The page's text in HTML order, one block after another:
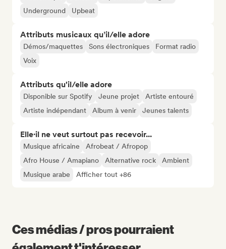
Underground
Upbeat
Attributs musicaux qu’il/elle adore
Démos/maquettes Sons électroniques
Format radio
Voix
Attributs qu'il/elle adore
Disponible sur Spotify Jeune projet
Artiste entouré
Artiste indépendant
Album à venir Jeunes talents
Elle·il ne veut surtout pas recevoir...
Musique africaine
Afrobeat / Afropop
Afro House / Amapiano
Alternative rock
Ambient
Musique arabe
Afficher tout +86
Ces médias / pros pourraient